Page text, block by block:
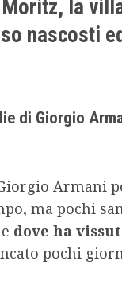
la
nascosti
di Giorgio
Armani
ma pochi
dove ha
pochi